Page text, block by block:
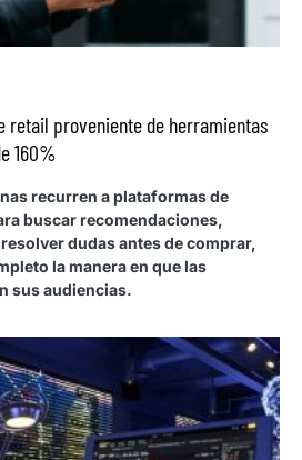
retail proveniente de herramientas
160%
recurren a plataformas de
buscar recomendaciones,
dudas antes de comprar,
la manera en que las
sus audiencias.